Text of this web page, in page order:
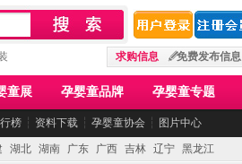
求购信息 免费发布信息
童展 孕婴童品牌 孕婴童专题
榜 ┆ 资料下载 ┆ 孕婴童协会 ┆ 图片中心
湖北 湖南 广东 广西 吉林 辽宁 黑龙江